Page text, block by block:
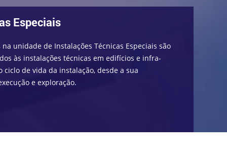
Especiais
unidade de Instalações Técnicas Especiais são
às instalações técnicas em edifícios e infra-
de vida da instalação, desde a sua
e exploração.